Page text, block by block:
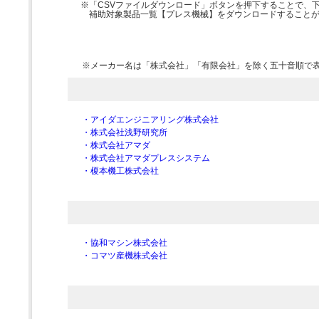
※「CSVファイルダウンロード」ボタンを押下することで、
補助対象製品一覧【プレス機械】をダウンロードすること
※メーカー名は「株式会社」「有限会社」を除く五十音順で
・アイダエンジニアリング株式会社
・株式会社浅野研究所
・株式会社アマダ
・株式会社アマダプレスシステム
・榎本機工株式会社
・協和マシン株式会社
・コマツ産機株式会社